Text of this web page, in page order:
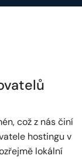
což z nás činí
hostingu v
lokální